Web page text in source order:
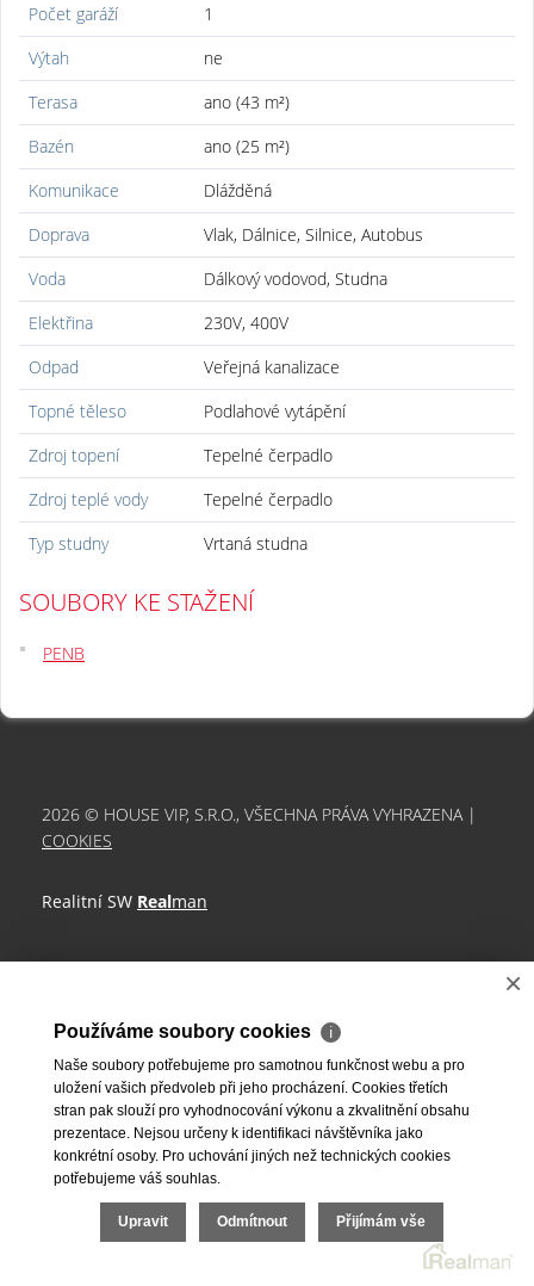
Počet garáží
1
Výtah
ne
Terasa
ano (43 m²)
Bazén
ano (25 m²)
Komunikace
Dlážděná
Doprava
Vlak, Dálnice, Silnice, Autobus
Voda
Dálkový vodovod, Studna
Elektřina
230V, 400V
Odpad
Veřejná kanalizace
Topné těleso
Podlahové vytápění
Zdroj topení
Tepelné čerpadlo
Zdroj teplé vody
Tepelné čerpadlo
Typ studny
Vrtaná studna
SOUBORY KE STAŽENÍ
PENB
2026 © HOUSE VIP, S.R.O., VŠECHNA PRÁVA VYHRAZENA |
COOKIES
Realitní SW Realman
×
Používáme soubory cookies ℹ
Naše soubory potřebujeme pro samotnou funkčnost webu a pro
uložení vašich předvoleb při jeho procházení. Cookies třetích
stran pak slouží pro vyhodnocování výkonu a zkvalitnění obsahu
prezentace. Nejsou určeny k identifikaci návštěvníka jako
konkrétní osoby. Pro uchování jiných než technických cookies
potřebujeme váš souhlas.
Upravit Odmítnout Přijímám vše